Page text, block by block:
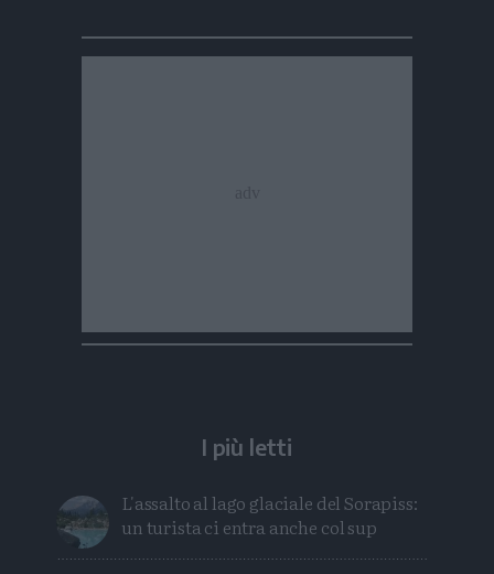
I più letti
L'assalto al lago glaciale del Sorapiss:
un turista ci entra anche col sup